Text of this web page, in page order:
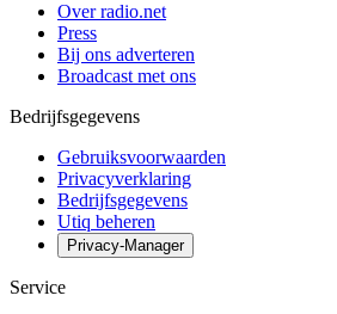
Over radio.net
Press
Bij ons adverteren
Broadcast met ons
Bedrijfsgegevens
Gebruiksvoorwaarden
Privacyverklaring
Bedrijfsgegevens
Utiq beheren
Privacy-Manager
Service